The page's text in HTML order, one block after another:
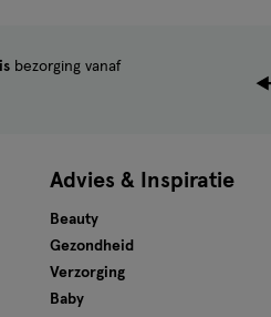
bezorging vanaf
Advies & Inspiratie
Beauty
Gezondheid
Verzorging
Baby